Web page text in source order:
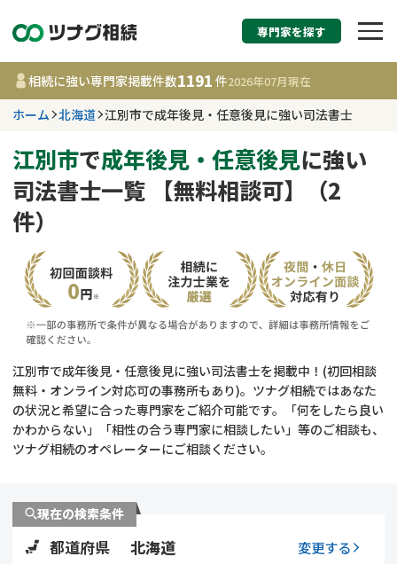
相続税申告・相続手
す
北海道
事務所 1191
件
相談内容で探す
遺言書作成・遺言執行
相続登記
遺留分侵害額請求
相続手続き
費用相場
コラム
相続手続き
遺言
専門家を探す
相続に強い専門家掲載件数1191 件2026年07月現在
ホーム 北海道 江別市で成年後見・任意後見に強い司法書士
江別市で成年後見・任意後見に強い
司法書士一覧 【無料相談可】（2
件）
江別市で成年後見・任意後見に強い司法書士を掲載中！(初回相談
無料・オンライン対応可の事務所もあり)。ツナグ相続ではあなた
の状況と希望に合った専門家をご紹介可能です。「何をしたら良い
かわからない」「相性の合う専門家に相談したい」等のご相談も、
ツナグ相続のオペレーターにご相談ください。
現在の検索条件
都道府県 北海道 変更する